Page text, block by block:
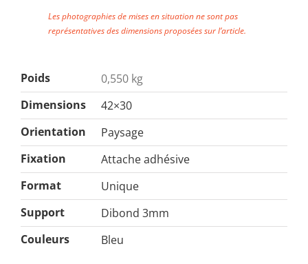
Les photographies de mises en situation ne sont pas
représentatives des dimensions proposées sur l’article.
Poids
0,550 kg
Dimensions
42×30
Orientation
Paysage
Fixation
Attache adhésive
Format
Unique
Support
Dibond 3mm
Couleurs
Bleu